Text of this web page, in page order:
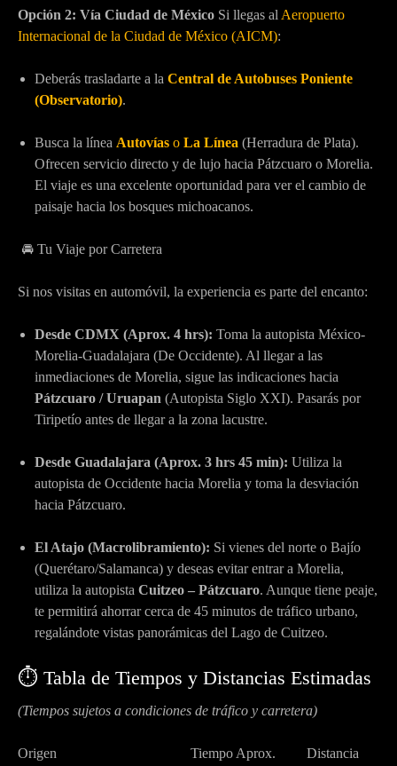
Opción 2: Vía Ciudad de México Si llegas al Aeropuerto
Internacional de la Ciudad de México (AICM):
Deberás trasladarte a laCentral de Autobuses Poniente
(Observatorio).
Busca la línea Autovías oLa Línea (Herradura de Plata).
Ofrecen servicio directo y de lujo hacia Pátzcuaro o Morelia.
El viaje es una excelente oportunidad para ver el cambio de
paisaje hacia los bosques michoacanos.
🚘 Tu Viaje por Carretera
Si nos visitas en automóvil, la experiencia es parte del encanto:
Desde CDMX (Aprox. 4 hrs): Toma la autopista México-
Morelia-Guadalajara (De Occidente). Al llegar a las
inmediaciones de Morelia, sigue las indicaciones hacia
Pátzcuaro / Uruapan (Autopista Siglo XXI). Pasarás por
Tiripetío antes de llegar a la zona lacustre.
Desde Guadalajara (Aprox. 3 hrs 45 min): Utiliza la
autopista de Occidente hacia Morelia y toma la desviación
hacia Pátzcuaro.
El Atajo (Macrolibramiento): Si vienes del norte o Bajío
(Querétaro/Salamanca) y deseas evitar entrar a Morelia,
utiliza la autopistaCuitzeo – Pátzcuaro. Aunque tiene peaje,
te permitirá ahorrar cerca de 45 minutos de tráfico urbano,
regalándote vistas panorámicas del Lago de Cuitzeo.
⏱️ Tabla de Tiempos y Distancias Estimadas
(Tiempos sujetos a condiciones de tráfico y carretera)
Origen Tiempo Aprox. Distancia